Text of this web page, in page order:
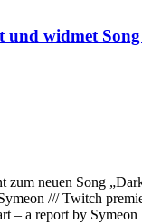
und widmet
zum neuen Song
/// Twitch
– a report by Symeon